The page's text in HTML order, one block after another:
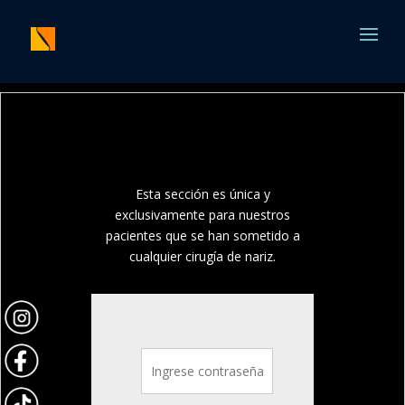
Esta sección es única y
exclusivamente para nuestros
pacientes que se han sometido a
cualquier cirugía de nariz.